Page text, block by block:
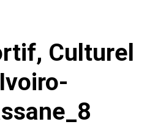
Culturel